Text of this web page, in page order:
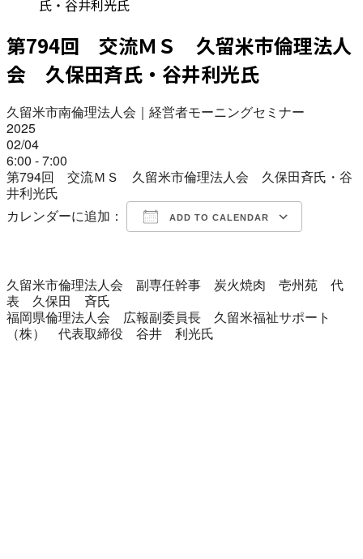
氏・谷井利光氏
第794回 交流ＭＳ 久留米市倫理法人
会 久保田斉氏・谷井利光氏
久留米市南倫理法人会｜経営者モーニングセミナー
2025
02/04
6:00 - 7:00
第794回 交流ＭＳ 久留米市倫理法人会 久保田斉氏・谷
井利光氏
カレンダーに追加：
ADD TO CALENDAR
久留米市倫理法人会 副専任幹事 炭火焼肉 壱州苑 代
表 久保田 斉氏
福岡県倫理法人会 広報副委員長 久留米福祉サポート
（株） 代表取締役 谷井 利光氏